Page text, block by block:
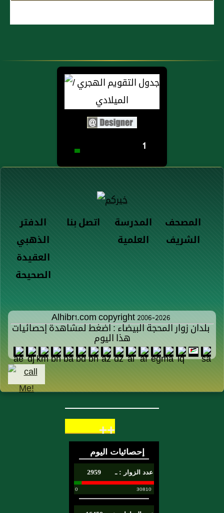
1
الدفتر
الذهبي
اتصل بنا
المدرسة
العلمية
المصحف
الشريف
العقيدة
الصحيحة
Alhibr1.com copyright 2006-2026
بلدان زوار المحجة البيضاء : اضغط لمشاهدة إحصائيات
هذا اليوم
++